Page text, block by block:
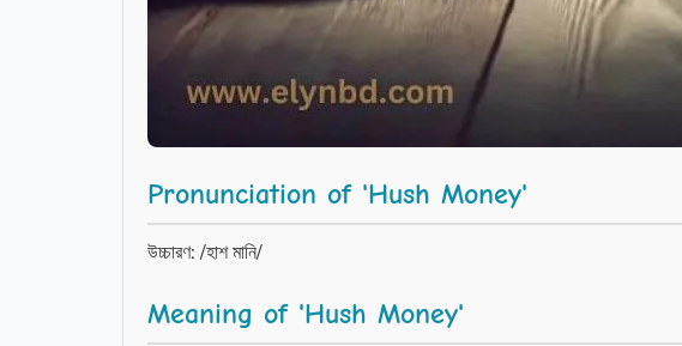
Pronunciation of 'Hush Money'
উচ্চারণ: /হাশ মানি/
Meaning of 'Hush Money'